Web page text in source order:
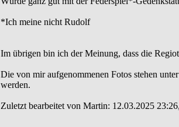
*Ich meine nicht Rudolf
Im übrigen bin ich der Meinung, dass die
Die von mir aufgenommenen Fotos stehen
werden.
Zuletzt bearbeitet von Martin: 12.03.2025